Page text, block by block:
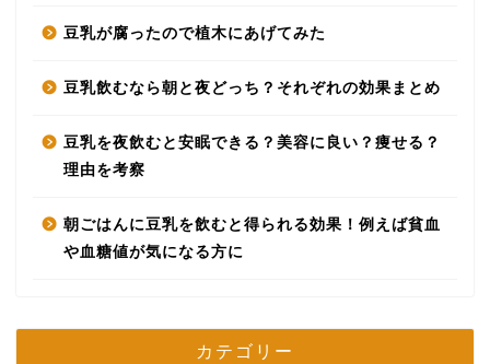
豆乳が腐ったので植木にあげてみた
豆乳飲むなら朝と夜どっち？それぞれの効果まとめ
豆乳を夜飲むと安眠できる？美容に良い？痩せる？
理由を考察
朝ごはんに豆乳を飲むと得られる効果！例えば貧血
や血糖値が気になる方に
カテゴリー